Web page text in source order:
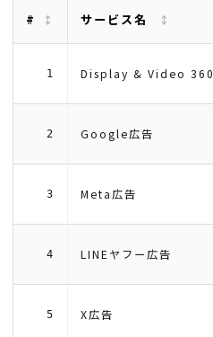
# サービス名
1 Display & Video 360
2 Google広告
3 Meta広告
4 LINEヤフー広告
5 X広告